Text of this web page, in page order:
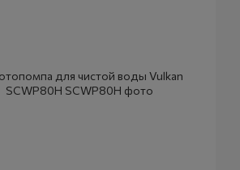
став одним из ведущих
и строительных нужд.
линейку своей продукции,
Основное внимание уделяется
рынке.
включая системы